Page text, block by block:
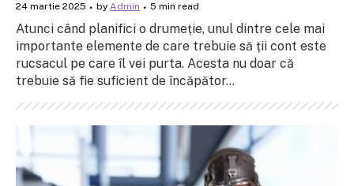
24 martie 2025 by Admin 5 min read
Atunci când planifici o drumeție, unul dintre cele mai
importante elemente de care trebuie să ții cont este
rucsacul pe care îl vei purta. Acesta nu doar că
trebuie să fie suficient de încăpător...